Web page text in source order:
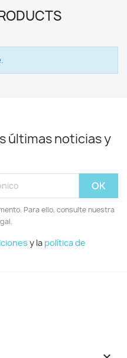
últimas noticias y
Para ello, consulte nuestra
y la política de